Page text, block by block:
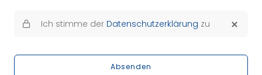
Ich stimme der Datenschutzerklärung zu
Absenden